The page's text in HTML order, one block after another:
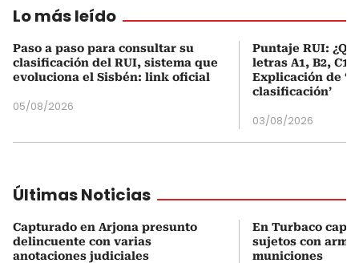
Lo más leído
Paso a paso para consultar su
clasificación del RUI, sistema que
evoluciona el Sisbén: link oficial
05/08/2026
Puntaje RUI:
letras A1, B2, C1
Explicación de
clasificación’
03/08/2026
Últimas Noticias
Capturado en Arjona presunto
delincuente con varias
anotaciones judiciales
En Turbaco
sujetos con
municiones